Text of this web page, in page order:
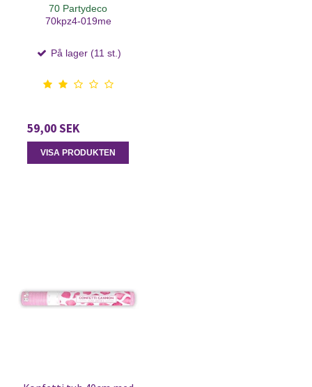
70 Partydeco
70kpz4-019me
På lager (11 st.)
59,00 SEK
VISA PRODUKTEN